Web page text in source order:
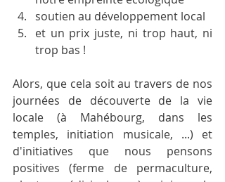
soutien au développement local
et un prix juste, ni trop haut, ni
trop bas !
Alors, que cela soit au travers de nos
journées de découverte de la vie
locale (à Mahébourg, dans les
temples, initiation musicale, ...) et
d'initiatives que nous pensons
positives (ferme de permaculture,